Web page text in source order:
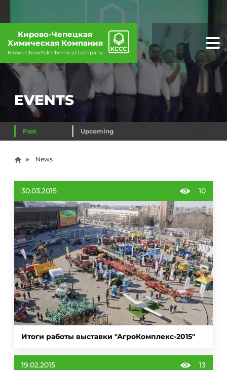
Кирово-Чепецкая
Химическая Компания
Kirovo-Chepetsk Chemical Company
EVENTS
Past Upcoming
You are here
News
30.03.2015 10
Итоги работы выставки "АгроКомплекс-2015"
19.02.2015 13